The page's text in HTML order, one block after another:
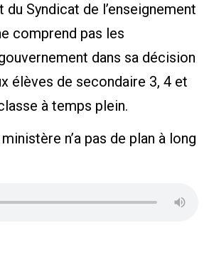
du Syndicat de l’enseignement
comprend pas les
dans sa décision
élèves de secondaire 3, 4 et
à temps plein.
n’a pas de plan à long